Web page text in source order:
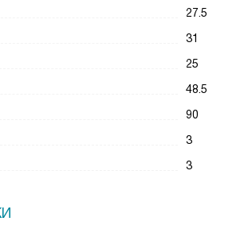
27.5
31
25
48.5
90
3
3